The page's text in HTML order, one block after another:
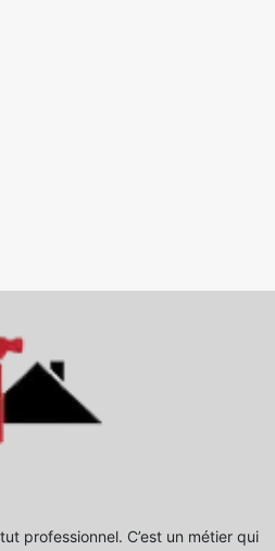
professionnel. C’est un métier qui